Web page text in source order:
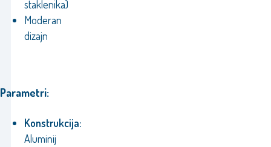
staklenika)
Moderan
dizajn
Parametri:
Konstrukcija:
Aluminij